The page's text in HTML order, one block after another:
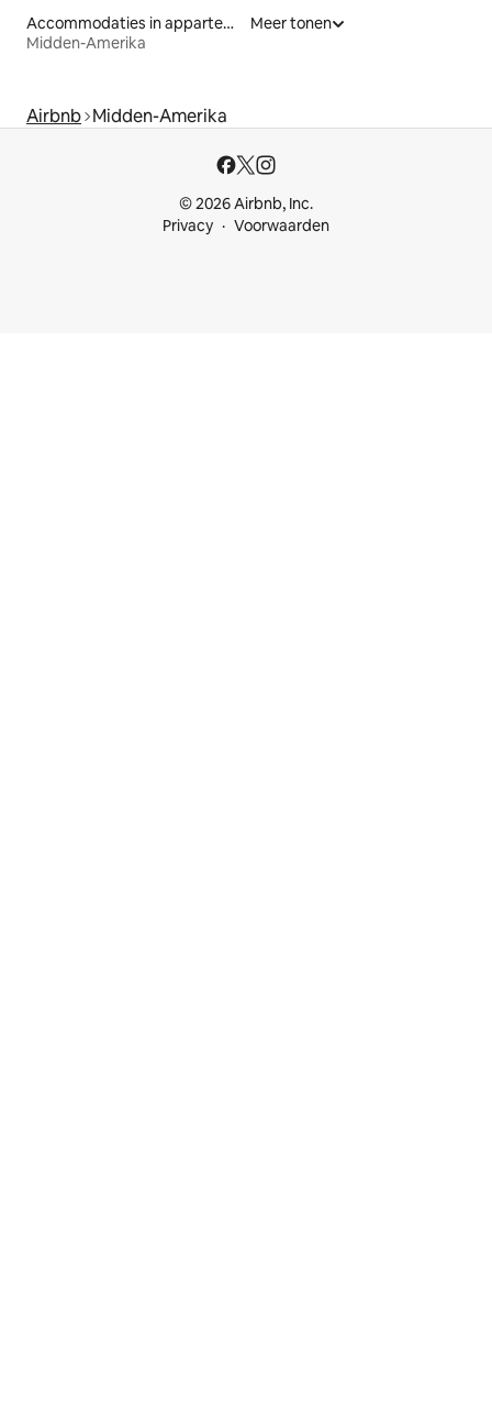
Accommodaties in appartementen met diensten
Midden-Amerika
Meer tonen
Airbnb Midden-Amerika
© 2026 Airbnb, Inc.
Privacy
Voorwaarden